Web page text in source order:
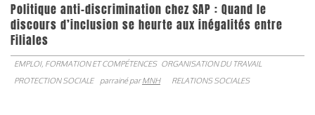
Politique anti-discrimination chez SAP : Quand le
discours d’inclusion se heurte aux inégalités entre
Filiales
EMPLOI, FORMATION ET COMPÉTENCES ORGANISATION DU TRAVAIL
PROTECTION SOCIALE
parrainé parMNH RELATIONS SOCIALES